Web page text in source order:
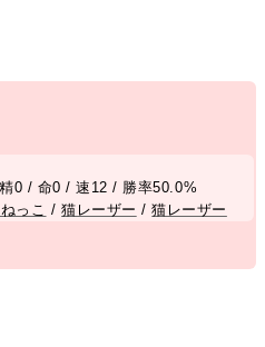
0 / 命0 / 速12 / 勝率50.0%
っこ /猫レーザー /猫レーザー